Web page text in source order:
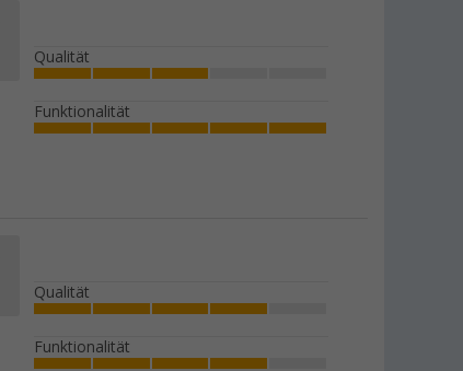
Qualität
Funktionalität
Qualität
Funktionalität